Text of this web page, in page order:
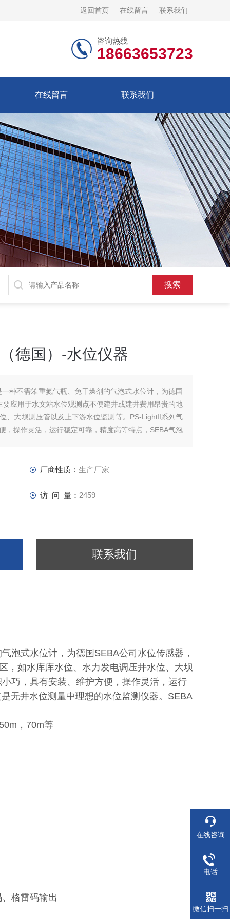
返回首页 在线留言 联系我们
咨询热线
18663653723
在线留言 联系我们
德国）-水位仪器
种不需笨重氮气瓶、免干燥剂的气泡式水位计，为德国
应用于水文站水位观测点不便建井或建井费用昂贵的地
、大坝测压管以及上下游水位监测等。PS-LightⅡ系列气
，操作灵活，运行稳定可靠，精度高等特点，SEBA气泡
厂商性质： 生产厂家
访 问 量： 2459
联系我们
泡式水位计，为德国SEBA公司水位传感器，
，如水库库水位、水力发电调压井水位、大坝
巧，具有安装、维护方便，操作灵活，运行
无井水位测量中理想的水位监测仪器。SEBA
，70m等
格雷码输出
在线咨询
电话
微信扫一扫